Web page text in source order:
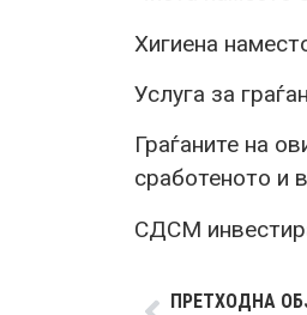
Хигиена
Услуга за
Граѓаните на
сработеното и
СДСМ
ПРЕТХОДНА